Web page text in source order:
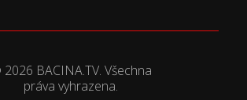
BACINA.TV. Všechna
práva vyhrazena.